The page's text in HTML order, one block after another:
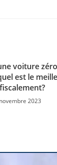
voiture zéro
est le
2023